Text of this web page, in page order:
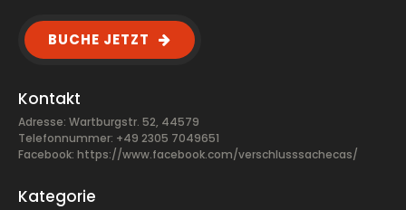
BUCHE JETZT
Kontakt
Adresse: Wartburgstr. 52, 44579
Telefonnummer: +49 2305 7049651
Facebook: https://www.facebook.com/verschlusssachecas/
Kategorie